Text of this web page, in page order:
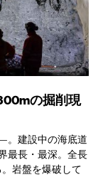
の掘削現
。建設中の海底道
最長・最深。全長
岩盤を爆破して